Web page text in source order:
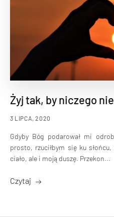
Żyj tak, by niczego
3 LIPCA, 2020
Gdyby Bóg podarował mi
prosto, rzuciłbym się ku
ciało, ale i moją duszę. Przekon...
Czytaj